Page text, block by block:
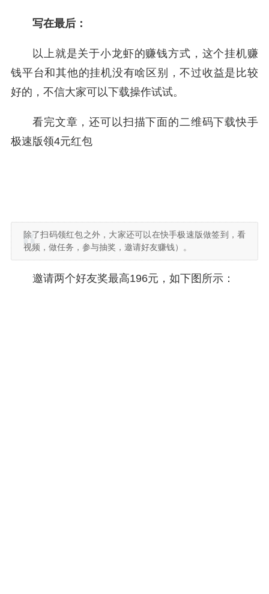
写在最后：
以上就是关于小龙虾的赚钱方式，这个挂机赚
钱平台和其他的挂机没有啥区别，不过收益是比较
好的，不信大家可以下载操作试试。
看完文章，还可以扫描下面的二维码下载快手
极速版领4元红包
除了扫码领红包之外，大家还可以在快手极速版做签到，看
视频，做任务，参与抽奖，邀请好友赚钱）。
邀请两个好友奖最高196元，如下图所示：